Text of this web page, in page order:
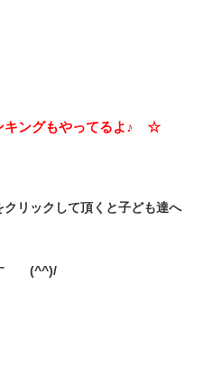
キングもやってるよ♪ ☆
クリックして頂くと子ども達へ
す (^^)/